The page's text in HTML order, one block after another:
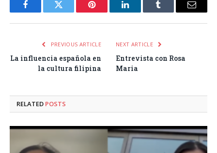
FacebookTwitter Pinterest LinkedInTumblr Email
PREVIOUS ARTICLE
La influencia española en
la cultura filipina
NEXT ARTICLE
Entrevista con Rosa
Maria
RELATED POSTS